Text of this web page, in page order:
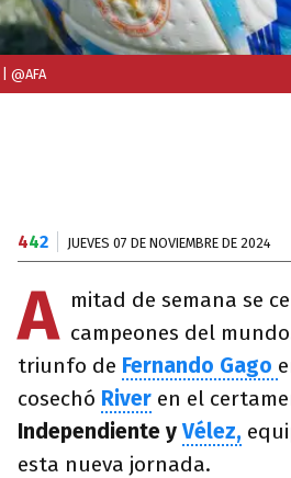
| @AFA
442 JUEVES 07 DE NOVIEMBRE DE 2024
A mitad de semana se
campeones del
triunfo de Fernando Gago
cosechó River en el
Independiente yVélez,
esta nueva jornada.